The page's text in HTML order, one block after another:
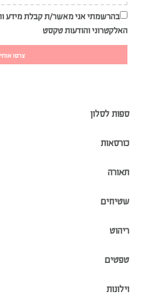
בהרשמתי אני מאשר/ת קבלת מידע
האלקטרוני והודעות טקסט
צרפו אותי
ספות לסלון
כורסאות
תאורה
שטיחים
ריהוט
טפטים
וילונות